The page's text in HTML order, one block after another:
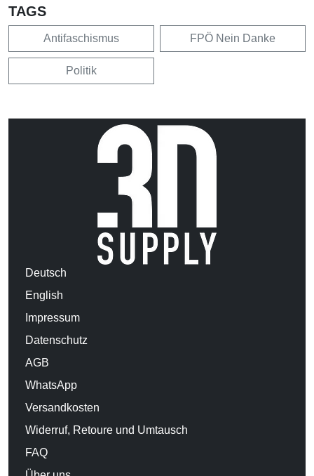
TAGS
Antifaschismus FPÖ Nein Danke
Politik
Deutsch
English
Impressum
Datenschutz
AGB
WhatsApp
Versandkosten
Widerruf, Retoure und Umtausch
FAQ